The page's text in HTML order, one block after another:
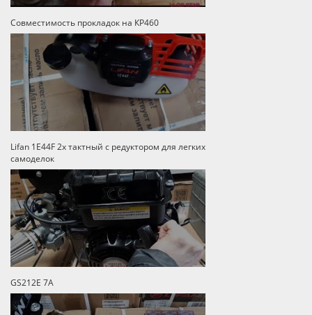
Совместимость прокладок на КР460
Lifan 1E44F 2х тактный с редуктором для легких
самоделок
GS212E 7A